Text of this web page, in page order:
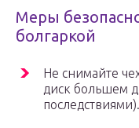
Меры
болгаркой
Не снимайте
диск большем
последствиями).